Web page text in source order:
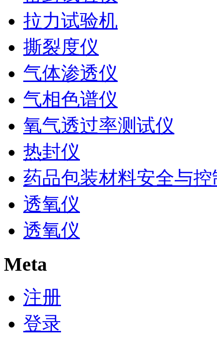
拉力试验机
撕裂度仪
气体渗透仪
气相色谱仪
氧气透过率测试仪
热封仪
药品包装材料安全与
透氧仪
透氧仪
Meta
注册
登录